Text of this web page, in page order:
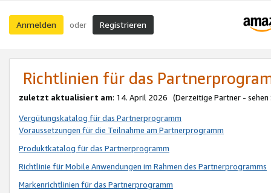
Anmelden oder Registrieren
Richtlinien für das
zuletzt aktualisiert am: 14. April 2026 (Derzeitige Partner - sehen
Vergütungskatalog für das Partnerprogramm
Voraussetzungen für die Teilnahme am Partnerprogramm
Produktkatalog für das Partnerprogramm
Richtlinie für Mobile Anwendungen im Rahmen des Partnerprogramms
Markenrichtlinien für das Partnerprogramm